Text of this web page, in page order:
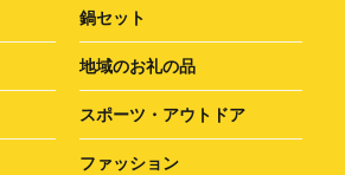
鍋セット
地域のお礼の品
スポーツ・アウトドア
ファッション